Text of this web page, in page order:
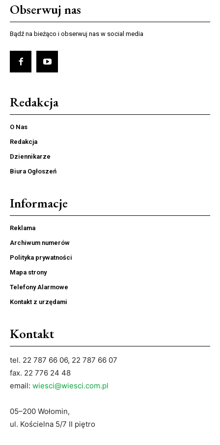
Obserwuj nas
Bądź na bieżąco i obserwuj nas w social media
Redakcja
O Nas
Redakcja
Dziennikarze
Biura Ogłoszeń
Informacje
Reklama
Archiwum numerów
Polityka prywatności
Mapa strony
Telefony Alarmowe
Kontakt z urzędami
Kontakt
tel. 22 787 66 06, 22 787 66 07
fax. 22 776 24 48
email: wiesci@wiesci.com.pl
05–200 Wołomin,
ul. Kościelna 5/7 II piętro